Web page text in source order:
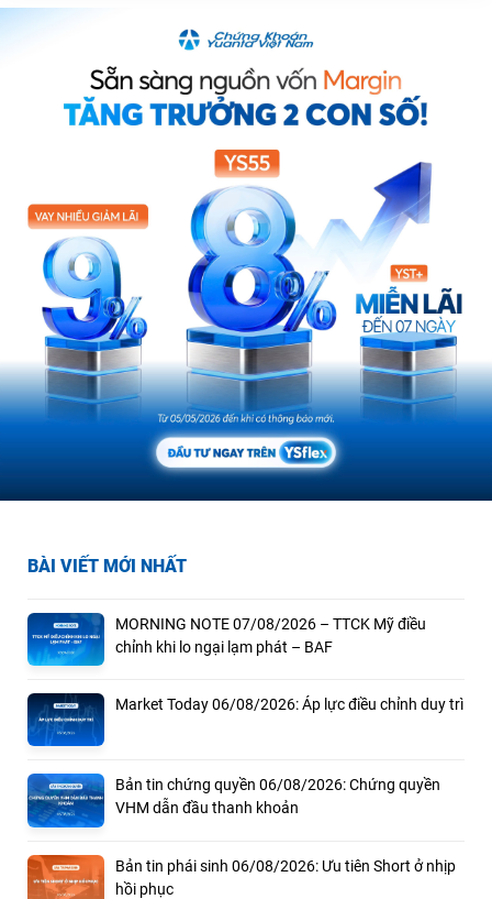
BÀI VIẾT MỚI NHẤT
MORNING NOTE 07/08/2026 – TTCK Mỹ điều
chỉnh khi lo ngại lạm phát – BAF
Market Today 06/08/2026: Áp lực điều chỉnh duy trì
Bản tin chứng quyền 06/08/2026: Chứng quyền
VHM dẫn đầu thanh khoản
Bản tin phái sinh 06/08/2026: Ưu tiên Short ở nhịp
hồi phục